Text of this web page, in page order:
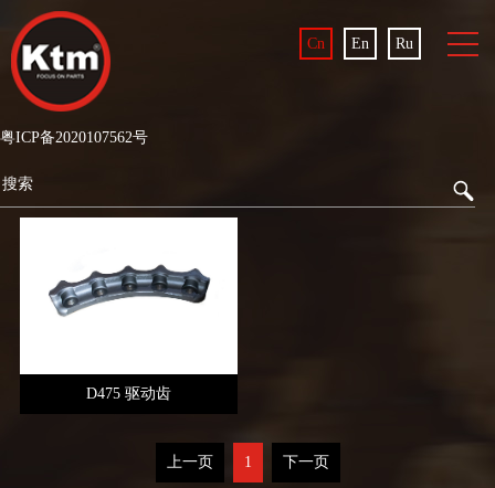
Cn En Ru
粤ICP备2020107562号
D475 驱动齿
上一页 1 下一页